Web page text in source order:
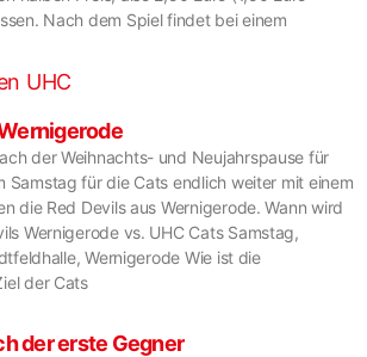
Nach dem Spiel findet bei einem
der Weihnachts- und Neujahrspause für
Samstag für die Cats endlich weiter mit einem
die Red Devils aus Wernigerode. Wann wird
Wernigerode vs. UHC Cats Samstag,
Wernigerode Wie ist die
der Cats
der erste Gegner